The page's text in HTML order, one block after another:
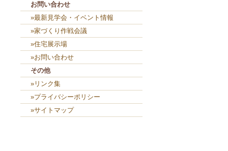
お問い合わせ
»最新見学会・イベント情報
»家づくり作戦会議
»住宅展示場
»お問い合わせ
その他
»リンク集
»プライバシーポリシー
»サイトマップ